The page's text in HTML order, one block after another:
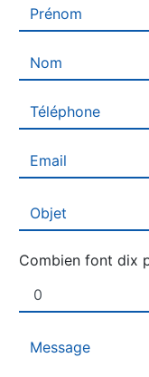
Combien font dix